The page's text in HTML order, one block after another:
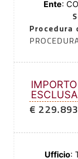
Ente:
Procedura
€
Ufficio: